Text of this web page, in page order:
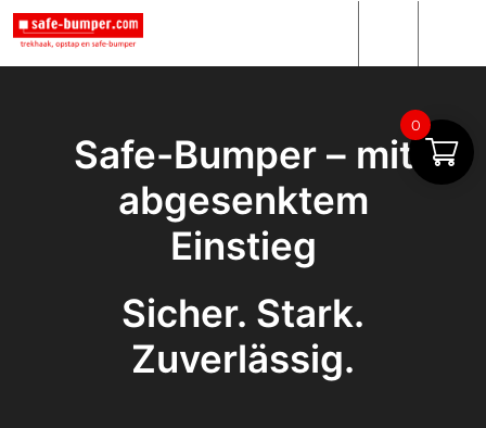
Safe-Bumper – mit
abgesenktem
Einstieg
Sicher. Stark.
Zuverlässig.
0